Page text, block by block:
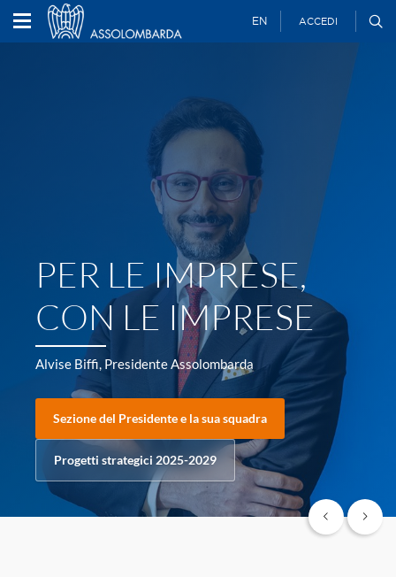
EN ACCEDI
PER LE IMPRESE,
CON LE IMPRESE
Alvise Biffi, Presidente Assolombarda
Sezione del Presidente e la sua squadra
Progetti strategici 2025-2029